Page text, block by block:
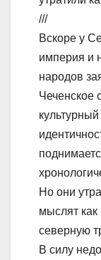
///
Вскоре у
империя и
народов
Чеченское
Но они
мыслят
северную
В силу